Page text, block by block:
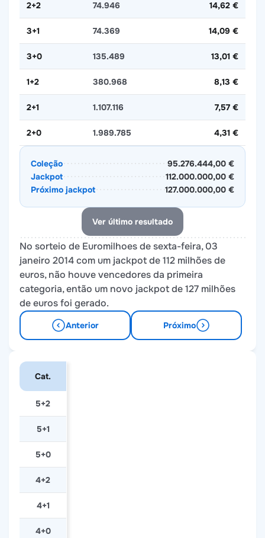
2+2 74.946 14,62 €
3+1 74.369 14,09 €
3+0 135.489 13,01 €
1+2 380.968 8,13 €
2+1 1.107.116 7,57 €
2+0 1.989.785 4,31 €
Coleção
95.276.444,00 €
Jackpot
112.000.000,00 €
Próximo jackpot
127.000.000,00 €
Ver último resultado
No sorteio de Euromilhoes de sexta-feira, 03
janeiro 2014 com um jackpot de 112 milhões de
euros, não houve vencedores da primeira
categoria, então um novo jackpot de 127 milhões
de euros foi gerado.
Anterior Próximo
Cat.
5+2
5+1
5+0
4+2
4+1
4+0